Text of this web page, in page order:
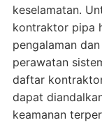
keselamatan.
kontraktor pipa
pengalaman
perawatan
daftar
dapat
keamanan